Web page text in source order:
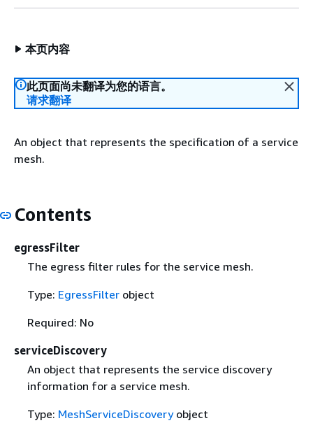
本页内容
此页面尚未翻译为您的语言。
请求翻译
An object that represents the specification of a service
mesh.
Contents
egressFilter
The egress filter rules for the service mesh.
Type: EgressFilterobject
Required: No
serviceDiscovery
An object that represents the service discovery
information for a service mesh.
Type: MeshServiceDiscoveryobject